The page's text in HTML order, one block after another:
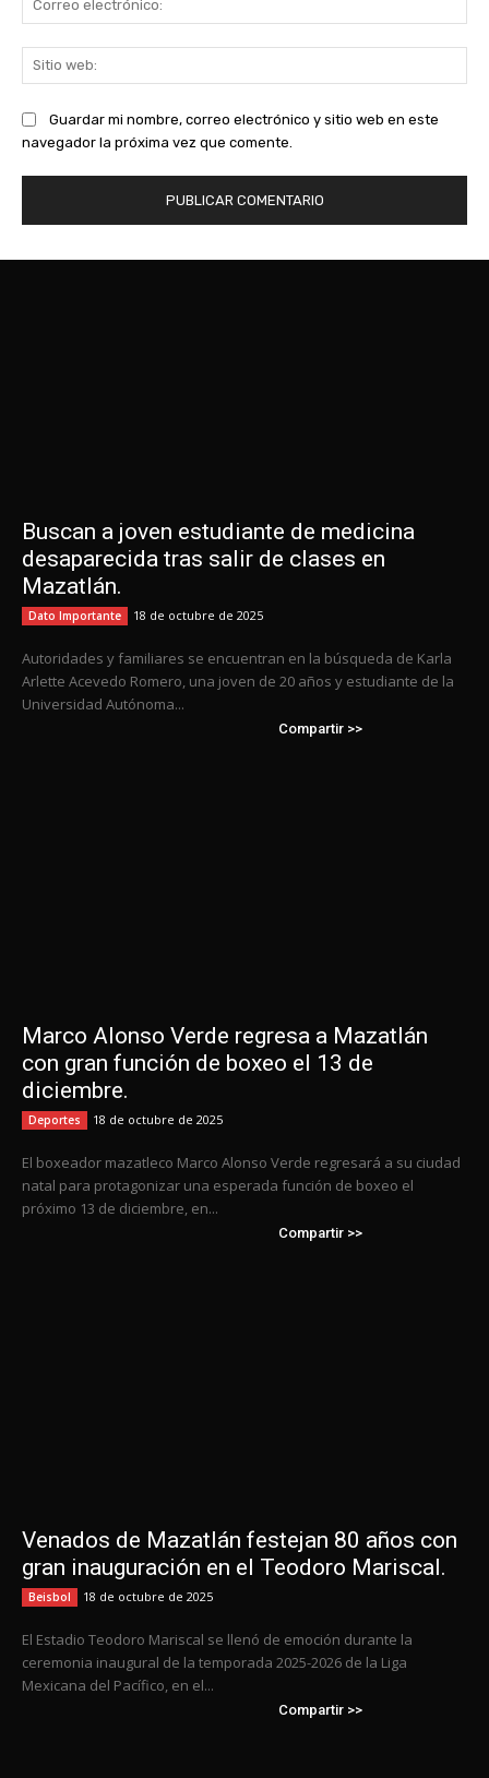
Guardar mi nombre, correo electrónico y sitio web en este
navegador la próxima vez que comente.
Buscan a joven estudiante de medicina
desaparecida tras salir de clases en
Mazatlán.
Dato Importante 18 de octubre de 2025
Autoridades y familiares se encuentran en la búsqueda de Karla
Arlette Acevedo Romero, una joven de 20 años y estudiante de la
Universidad Autónoma...
Compartir >>
Marco Alonso Verde regresa a Mazatlán
con gran función de boxeo el 13 de
diciembre.
Deportes 18 de octubre de 2025
El boxeador mazatleco Marco Alonso Verde regresará a su ciudad
natal para protagonizar una esperada función de boxeo el
próximo 13 de diciembre, en...
Compartir >>
Venados de Mazatlán festejan 80 años con
gran inauguración en el Teodoro Mariscal.
Beisbol 18 de octubre de 2025
El Estadio Teodoro Mariscal se llenó de emoción durante la
ceremonia inaugural de la temporada 2025-2026 de la Liga
Mexicana del Pacífico, en el...
Compartir >>